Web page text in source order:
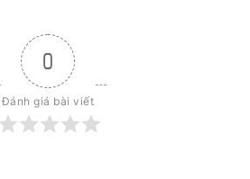
0
Đánh giá bài viết